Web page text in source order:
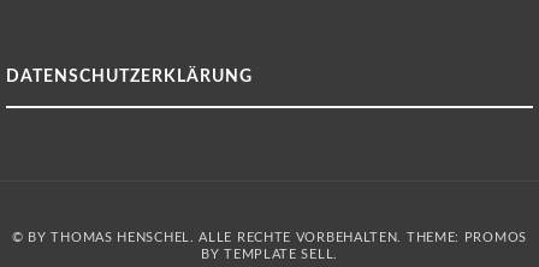
DATENSCHUTZERKLÄRUNG
© BY THOMAS HENSCHEL. ALLE RECHTE VORBEHALTEN. THEME: PROMOS
BYTEMPLATE SELL